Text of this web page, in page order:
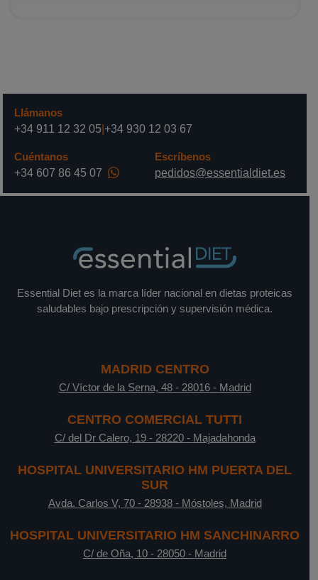
Llámanos
+34 911 12 32 05 +34 930 12 03 67
Cuéntanos
+34 607 86 45 07
Escríbenos
pedidos@essentialdiet.es
Essential Diet es la marca líder nacional en dietas proteicas
saludables bajo prescripción y supervisión médica.
MADRID CENTRO
C/ Víctor de la Serna, 48- 28016- Madrid
CENTRO COMERCIAL TUTTI
C/ del Dr Calero, 19- 28220- Majadahonda
HOSPITAL UNIVERSITARIO HM PUERTA DEL
SUR
Avda. Carlos V, 70- 28938- Móstoles, Madrid
HOSPITAL UNIVERSITARIO HM SANCHINARRO
C/ de Oña, 10 - 28050 - Madrid